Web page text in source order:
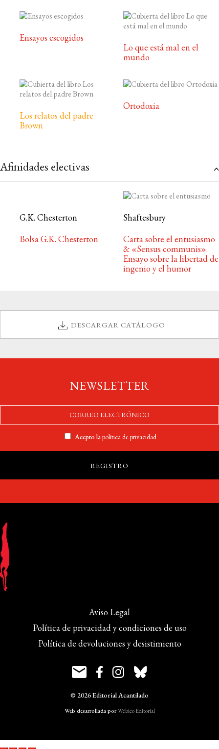
Ensayos escogidos
Lo que está mal en el
mundo
Los relatos del padre
Brown
Ortodoxia
Afinidades electivas
G.K. Chesterton
Bolsa G.K. Chesterton
Shaftesbury
Carta sobre el entusiasmo
& «Sensus communis».
Ensayo sobre la libertad de
ingenio y el humor
DESCARGAR CATÁLOGO
NEWSLETTER
Acepto lapolítica de privacidad
Aviso Legal
Política de privacidad y condiciones de uso
Política de devoluciones y desistimiento
© 2026 Editorial Acantilado
Web desarrollada porWébico Editorial